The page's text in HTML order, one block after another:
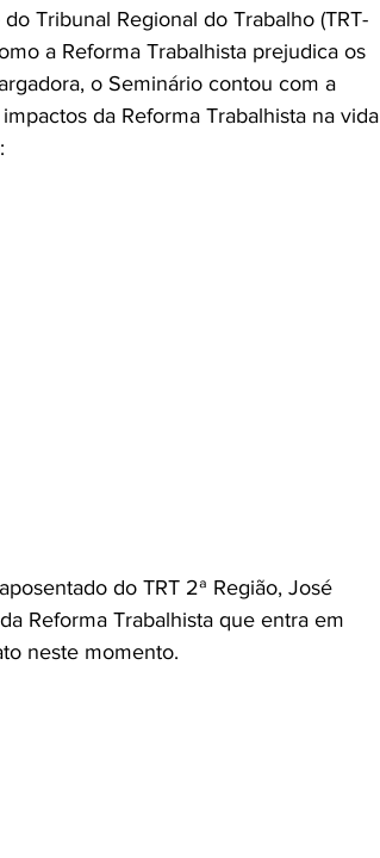
Tribunal Regional do Trabalho (TRT-
a Reforma Trabalhista prejudica os
o Seminário contou com a
da Reforma Trabalhista na vida
do TRT 2ª Região, José
Reforma Trabalhista que entra em
neste momento.